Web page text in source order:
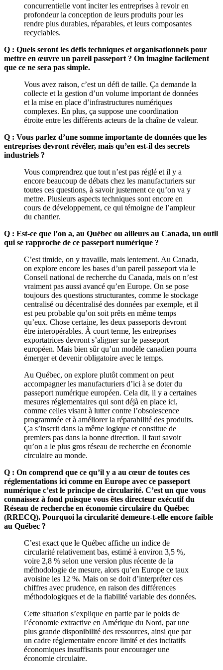
concurrentielle vont inciter les entreprises à revoir en
profondeur la conception de leurs produits pour les
rendre plus durables, réparables, et leurs composantes
recyclables.
Q : Quels seront les défis techniques et organisationnels pour
mettre en œuvre un pareil passeport ? On imagine facilement
que ce ne sera pas simple.
Vous avez raison, c’est un défi de taille. Ça demande la
collecte et la gestion d’un volume important de données
et la mise en place d’infrastructures numériques
complexes. En plus, ça suppose une coordination
étroite entre les différents acteurs de la chaîne de valeur.
Q : Vous parlez d’une somme importante de données que les
entreprises devront révéler, mais qu’en est-il des secrets
industriels ?
Vous comprendrez que tout n’est pas réglé et il y a
encore beaucoup de débats chez les manufacturiers sur
toutes ces questions, à savoir justement ce qu’on va y
mettre. Plusieurs aspects techniques sont encore en
cours de développement, ce qui témoigne de l’ampleur
du chantier.
Q : Est-ce que l’on a, au Québec ou ailleurs au Canada, un outil
qui se rapproche de ce passeport numérique ?
C’est timide, on y travaille, mais lentement. Au Canada,
on explore encore les bases d’un pareil passeport via le
Conseil national de recherche du Canada, mais on n’est
vraiment pas aussi avancé qu’en Europe. On se pose
toujours des questions structurantes, comme le stockage
centralisé ou décentralisé des données par exemple, et il
est peu probable qu’on soit prêts en même temps
qu’eux. Chose certaine, les deux passeports devront
être interopérables. À court terme, les entreprises
exportatrices devront s’aligner sur le passeport
européen. Mais bien sûr qu’un modèle canadien pourra
émerger et devenir obligatoire avec le temps.
Au Québec, on explore plutôt comment on peut
accompagner les manufacturiers d’ici à se doter du
passeport numérique européen. Cela dit, il y a certaines
mesures réglementaires qui sont déjà en place ici,
comme celles visant à lutter contre l’obsolescence
programmée et à améliorer la réparabilité des produits.
Ça s’inscrit dans la même logique et constitue de
premiers pas dans la bonne direction. Il faut savoir
qu’on a le plus gros réseau de recherche en économie
circulaire au monde.
Q : On comprend que ce qu’il y a au cœur de toutes ces
réglementations ici comme en Europe avec ce passeport
numérique c’est le principe de circularité. C’est un que vous
connaissez à fond puisque vous êtes directeur exécutif du
Réseau de recherche en économie circulaire du Québec
(RRECQ). Pourquoi la circularité demeure-t-elle encore faible
au Québec ?
C’est exact que le Québec affiche un indice de
circularité relativement bas, estimé à environ 3,5 %,
voire 2,8 % selon une version plus récente de la
méthodologie de mesure, alors qu’en Europe ce taux
avoisine les 12 %. Mais on se doit d’interpréter ces
chiffres avec prudence, en raison des différences
méthodologiques et de la fiabilité variable des données.
Cette situation s’explique en partie par le poids de
l’économie extractive en Amérique du Nord, par une
plus grande disponibilité des ressources, ainsi que par
un cadre réglementaire encore limité et des incitatifs
économiques insuffisants pour encourager une
économie circulaire.